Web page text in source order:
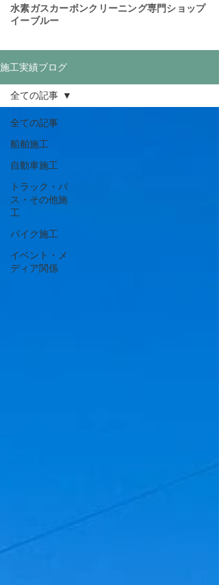
​水素ガスカーボンクリーニング専門ショップ
イーブルー
施工実績ブログ
全ての記事
船舶施工
自動車施工
トラック・バ
ス・その他施
工
バイク施工
イベント・メ
ディア関係
全ての記事